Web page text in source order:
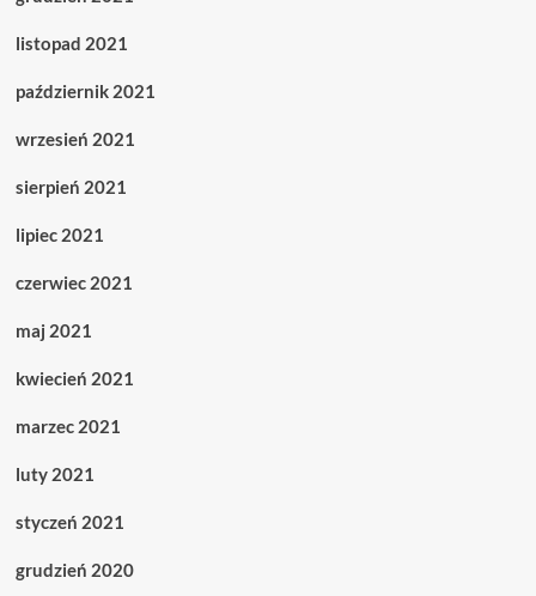
listopad 2021
październik 2021
wrzesień 2021
sierpień 2021
lipiec 2021
czerwiec 2021
maj 2021
kwiecień 2021
marzec 2021
luty 2021
styczeń 2021
grudzień 2020